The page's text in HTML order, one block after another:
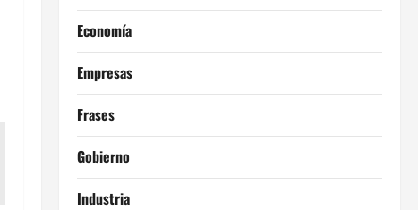
Economía
Empresas
Frases
Gobierno
Industria